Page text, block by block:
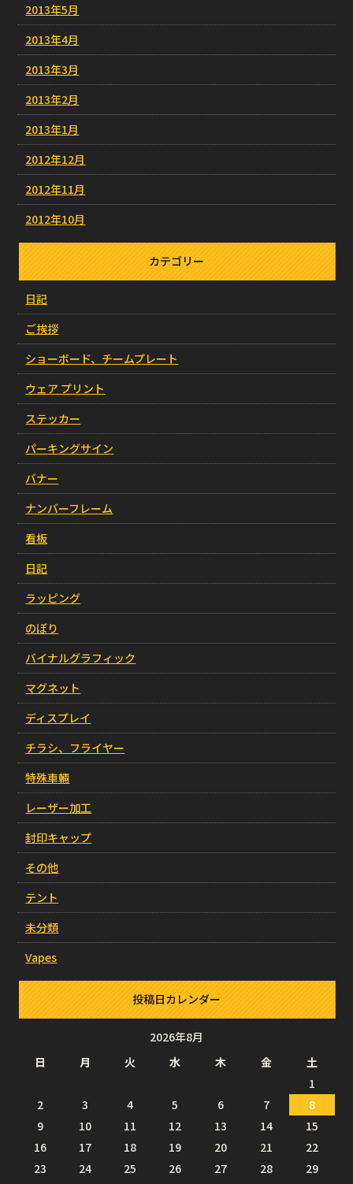
2013年5月
2013年4月
2013年3月
2013年2月
2013年1月
2012年12月
2012年11月
2012年10月
カテゴリー
日記
ご挨拶
ショーボード、チームプレート
ウェア プリント
ステッカー
パーキングサイン
バナー
ナンバーフレーム
看板
日記
ラッピング
のぼり
バイナルグラフィック
マグネット
ディスプレイ
チラシ、フライヤー
特殊車輛
レーザー加工
封印キャップ
その他
テント
未分類
Vapes
投稿日カレンダー
2026年8月
日
月 火 水 木 金
土
1
2
3 4 5 6 7
8
9
10 11 12 13 14
15
16
17 18 19 20 21
22
23
24 25 26 27 28
29